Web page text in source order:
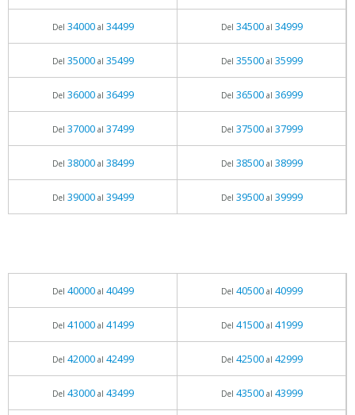
Del 34000al 34499 Del 34500al 34999
Del 35000al 35499 Del 35500al 35999
Del 36000al 36499 Del 36500al 36999
Del 37000al 37499 Del 37500al 37999
Del 38000al 38499 Del 38500al 38999
Del 39000al 39499 Del 39500al 39999
Del 40000al 40499 Del 40500al 40999
Del 41000al 41499 Del 41500al 41999
Del 42000al 42499 Del 42500al 42999
Del 43000al 43499 Del 43500al 43999